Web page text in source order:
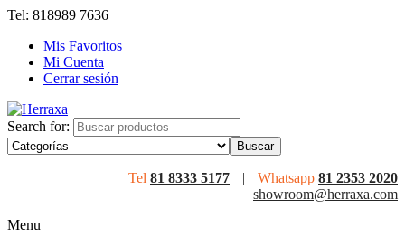
Tel: 818989 7636
Mis Favoritos
Mi Cuenta
Cerrar sesión
Search for:
Tel 81 8333 5177 | Whatsapp 81 2353 2020
showroom@herraxa.com
Menu